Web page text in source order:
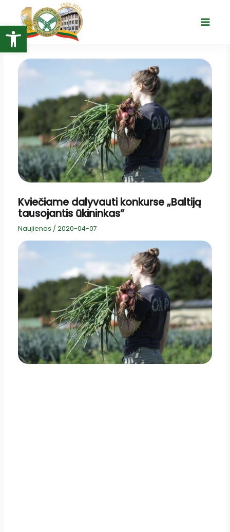
Open toolbar
turinio
Main
Kviečiame dalyvauti konkurse „Baltiją
tausojantis ūkininkas”
Naujienos / 2020-04-07